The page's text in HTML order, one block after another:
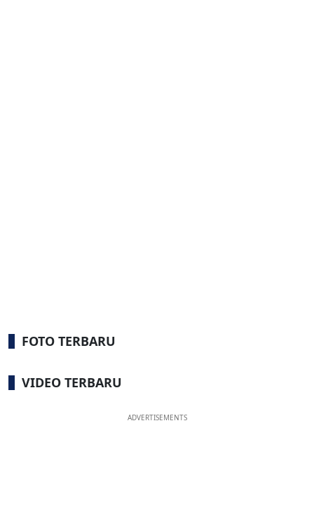
FOTO TERBARU
VIDEO TERBARU
ADVERTISEMENTS